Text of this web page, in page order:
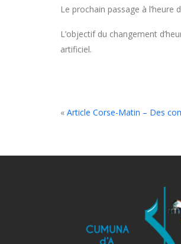
Le prochain passage à l’heure
L’objectif du changement
artificiel.
« Article Corse-Matin – Des